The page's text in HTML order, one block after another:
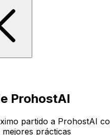
ProhostAI
partido a ProhostAI
prácticas